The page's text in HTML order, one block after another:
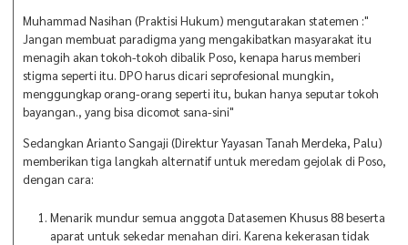
Muhammad Nasihan (Praktisi Hukum) mengutarakan statemen :"
Jangan membuat paradigma yang mengakibatkan masyarakat itu
menagih akan tokoh-tokoh dibalik Poso, kenapa harus memberi
stigma seperti itu. DPO harus dicari seprofesional mungkin,
menggungkap orang-orang seperti itu, bukan hanya seputar tokoh
bayangan., yang bisa dicomot sana-sini"
Sedangkan Arianto Sangaji (Direktur Yayasan Tanah Merdeka, Palu)
memberikan tiga langkah alternatif untuk meredam gejolak di Poso,
dengan cara:
Menarik mundur semua anggota Datasemen Khusus 88 beserta
aparat untuk sekedar menahan diri. Karena kekerasan tidak